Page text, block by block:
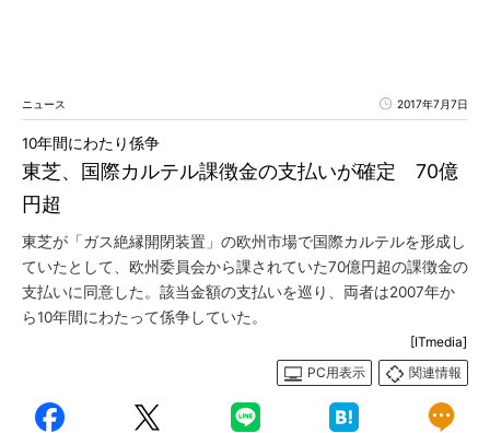
ニュース 2017年7月7日
東芝、国際カルテル課徴金の支払いが確定 70億
円超
10年間にわたり係争
東芝が「ガス絶縁開閉装置」の欧州市場で国際カルテルを形成し
ていたとして、欧州委員会から課されていた70億円超の課徴金の
支払いに同意した。該当金額の支払いを巡り、両者は2007年か
ら10年間にわたって係争していた。
[ITmedia]
PC用表示
関連情報